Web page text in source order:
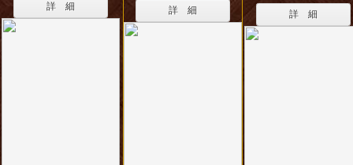
詳 細 詳 細 詳 細